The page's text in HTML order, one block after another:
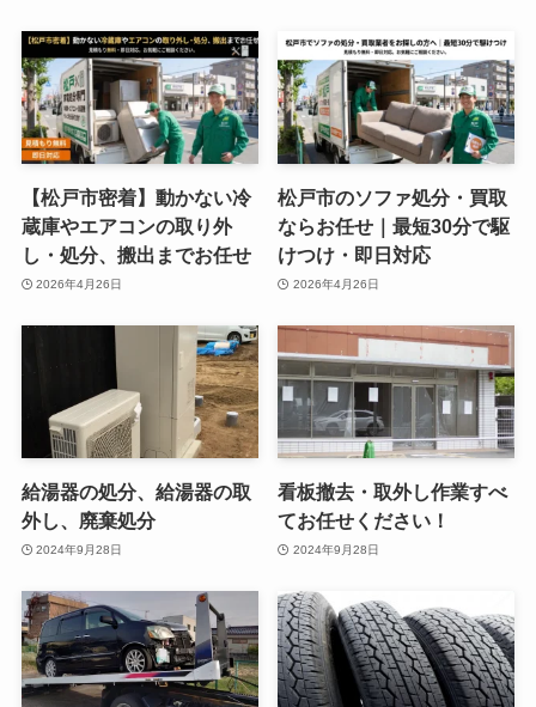
【松戸市密着】動かない冷
蔵庫やエアコンの取り外
し・処分、搬出までお任せ
2026年4月26日
松戸市のソファ処分・買取
ならお任せ｜最短30分で駆
けつけ・即日対応
2026年4月26日
給湯器の処分、給湯器の取
外し、廃棄処分
2024年9月28日
看板撤去・取外し作業すべ
てお任せください！
2024年9月28日